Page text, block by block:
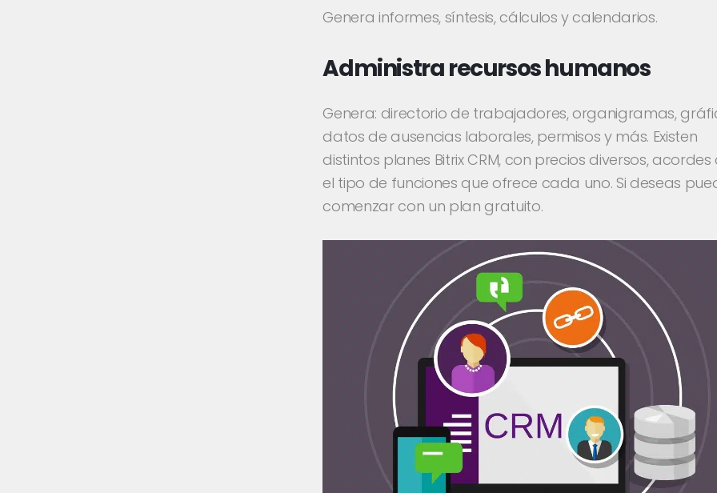
Genera informes, síntesis, cálculos y calendarios.
Administra recursos humanos
Genera: directorio de trabajadores, organigramas,
datos de ausencias laborales, permisos y más. Existen
distintos planes Bitrix CRM, con precios diversos, acordes
el tipo de funciones que ofrece cada uno. Si deseas
comenzar con un plan gratuito.